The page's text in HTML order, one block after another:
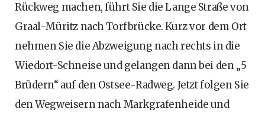
Rückweg machen, führt Sie die Lange Straße von
Graal-Müritz nach Torfbrücke. Kurz vor dem Ort
nehmen Sie die Abzweigung nach rechts in die
Wiedort-Schneise und gelangen dann bei den „5
Brüdern“ auf den Ostsee-Radweg. Jetzt folgen Sie
den Wegweisern nach Markgrafenheide und